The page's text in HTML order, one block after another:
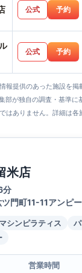
公式 予約
公式 予約
報提供のあった施設を掲
が独自の調査・基準に
はありません。詳細は各
米店
分
門町11-11アンピ
マシンピラティス
営業時間